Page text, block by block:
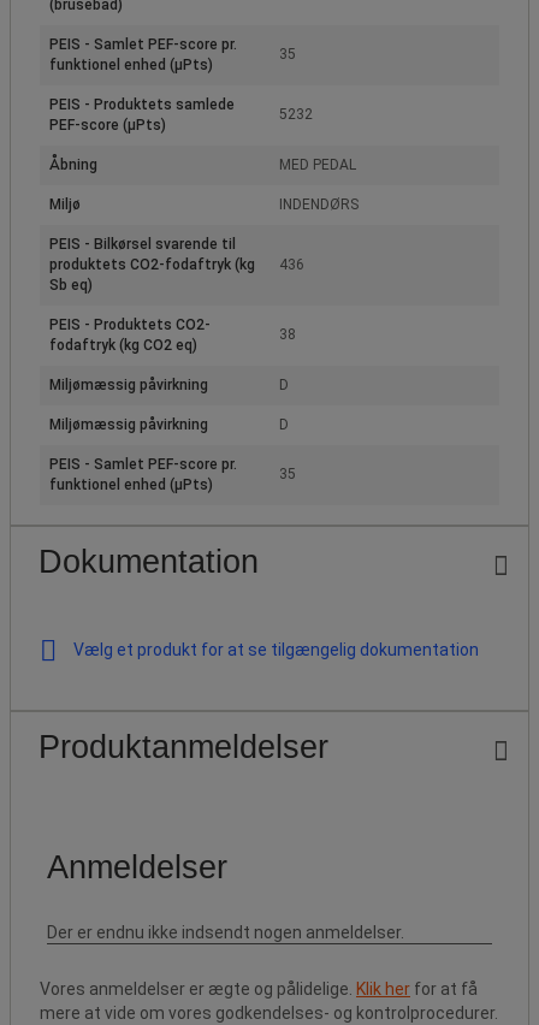
(brusebad)
PEIS - Samlet PEF-score pr.
funktionel enhed (µPts)
35
PEIS - Produktets samlede
PEF-score (µPts)
5232
Åbning MED PEDAL
Miljø INDENDØRS
PEIS - Bilkørsel svarende til
produktets CO2-fodaftryk (kg
Sb eq)
436
PEIS - Produktets CO2-
fodaftryk (kg CO2 eq)
38
Miljømæssig påvirkning D
Miljømæssig påvirkning D
PEIS - Samlet PEF-score pr.
funktionel enhed (µPts)
35
Dokumentation
Vælg et produkt for at se tilgængelig dokumentation
Produktanmeldelser
Vores anmeldelser er ægte og pålidelige. Klik her for at få
mere at vide om vores godkendelses- og kontrolprocedurer.